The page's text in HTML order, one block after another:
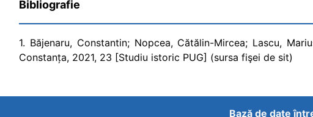
Bibliografie
1. Băjenaru, Constantin; Nopcea, Cătălin-Mircea; Lascu,
Constanța, 2021, 23 [Studiu istoric PUG] (sursa fişei de sit)
Bază de date